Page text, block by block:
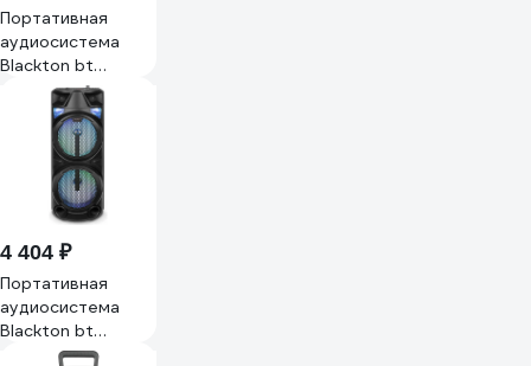
Портативная
аудиосистема
Blackton bt
pbs2111 черная
86196940
4 404 ₽
Портативная
аудиосистема
Blackton bt
pbs2116 черная